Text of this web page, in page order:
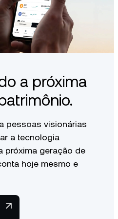
a próxima
pessoas visionárias
a tecnologia
próxima geração de
hoje mesmo e